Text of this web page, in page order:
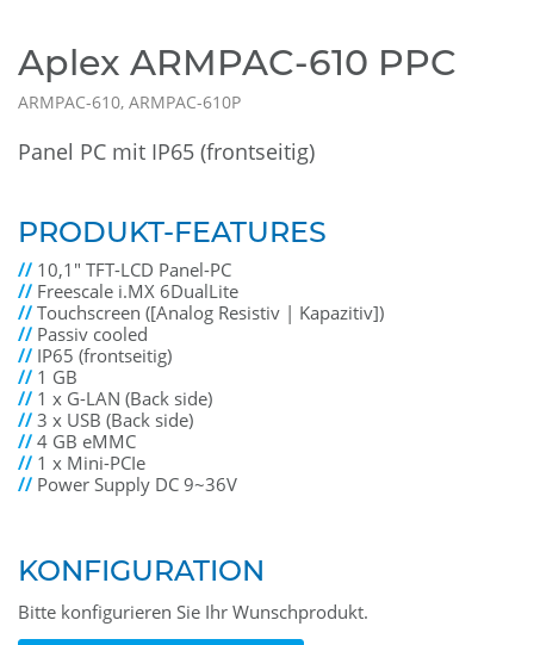
Aplex ARMPAC-610 PPC
ARMPAC-610, ARMPAC-610P
Panel PC mit IP65 (frontseitig)
PRODUKT-FEATURES
// 10,1" TFT-LCD Panel-PC
// Freescale i.MX 6DualLite
//Touchscreen ([Analog Resistiv | Kapazitiv])
// Passiv cooled
// IP65 (frontseitig)
// 1 GB
// 1 x G-LAN (Back side)
//3 x USB (Back side)
//4 GB eMMC
// 1 x Mini-PCIe
// Power Supply DC 9~36V
KONFIGURATION
Bitte konfigurieren Sie Ihr Wunschprodukt.